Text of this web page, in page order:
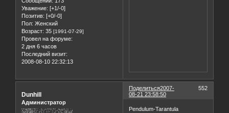
Уважение: [+1/-0]
Позитив: [+0/-0]
Пол: Женский
Возраст: 35 [1991-07-29]
Провел на форуме:
2 дня 6 часов
Последний визит:
2008-08-10 22:32:13
Поделиться 552
2007-
08-21 23:58:50
Dunhill
Администратор
Pendulum-Tarantula